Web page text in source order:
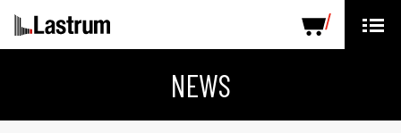
LABEL PRODUCTS
NEWS